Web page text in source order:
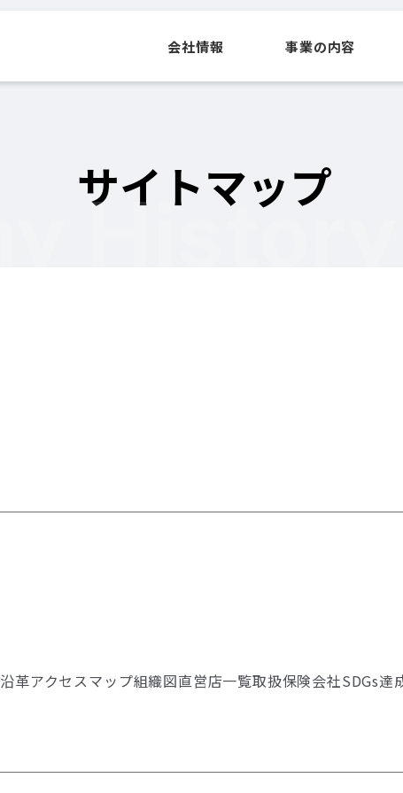
会社情報 事業の内容
サイトマップ
沿革アクセスマップ組織図直営店一覧取扱保険会社SDGs達